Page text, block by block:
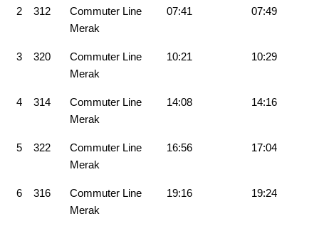
2 312
Commuter Line
Merak
07:41 07:49
3 320
Commuter Line
Merak
10:21 10:29
4 314
Commuter Line
Merak
14:08 14:16
5 322
Commuter Line
Merak
16:56 17:04
6 316
Commuter Line
Merak
19:16 19:24